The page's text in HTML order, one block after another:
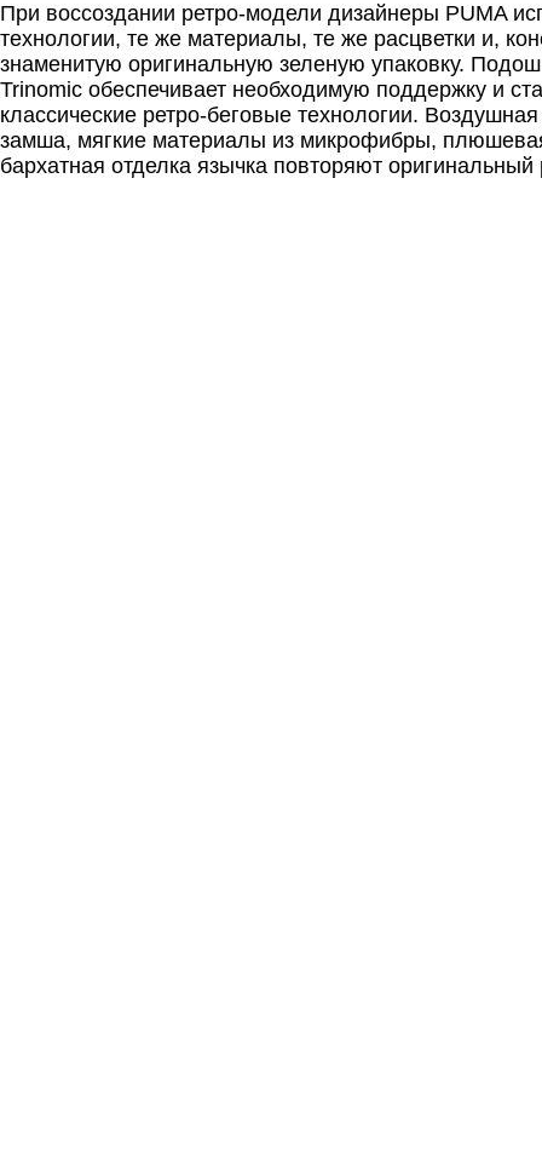
При воссоздании ретро-модели дизайнеры PUMA
технологии, те же материалы, те же расцветки и,
знаменитую оригинальную зеленую упаковку.
Trinomic обеспечивает необходимую поддержку и
классические ретро-беговые технологии.
замша, мягкие материалы из микрофибры,
бархатная отделка язычка повторяют